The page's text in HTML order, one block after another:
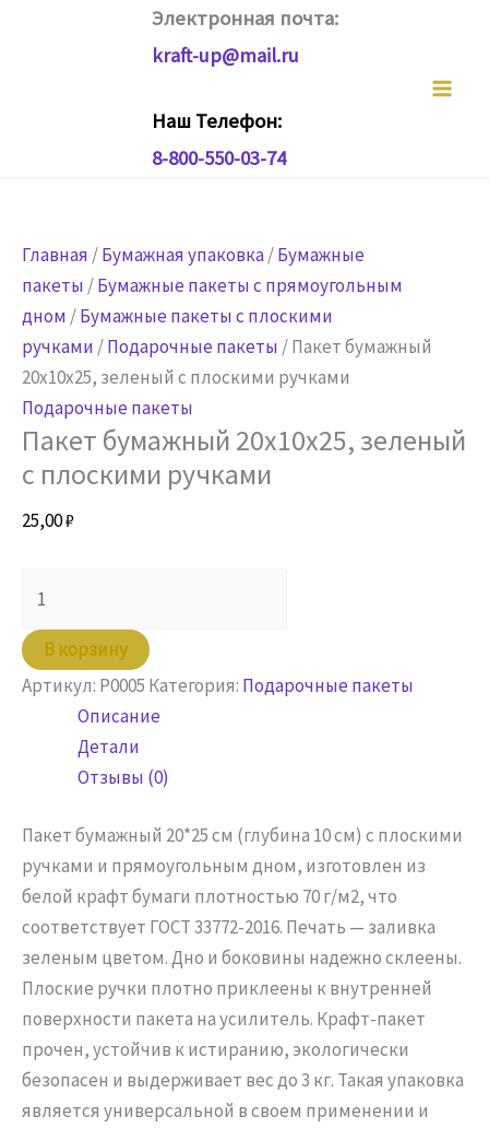
Электронная почта:
kraft-up@mail.ru
Наш Телефон:
8-800-550-03-74
Главная /Бумажная упаковка/Бумажные
пакеты /Бумажные пакеты с прямоугольным
дном /Бумажные пакеты с плоскими
ручками /Подарочные пакеты / Пакет бумажный
20х10х25, зеленый с плоскими ручками
Подарочные пакеты
Пакет бумажный 20х10х25, зеленый
с плоскими ручками
25,00₽
товара
Пакет
бумажный
20х10х25,
зеленый
ручками
В корзину
Артикул: P0005 Категория: Подарочные пакеты
Описание
Детали
Отзывы (0)
Пакет бумажный 20*25 см (глубина 10 см) с плоскими
ручками и прямоугольным дном, изготовлен из
белой крафт бумаги плотностью 70 г/м2, что
соответствует ГОСТ 33772-2016. Печать — заливка
зеленым цветом. Дно и боковины надежно склеены.
Плоские ручки плотно приклеены к внутренней
поверхности пакета на усилитель. Крафт-пакет
прочен, устойчив к истиранию, экологически
безопасен и выдерживает вес до 3 кг. Такая упаковка
является универсальной в своем применении и